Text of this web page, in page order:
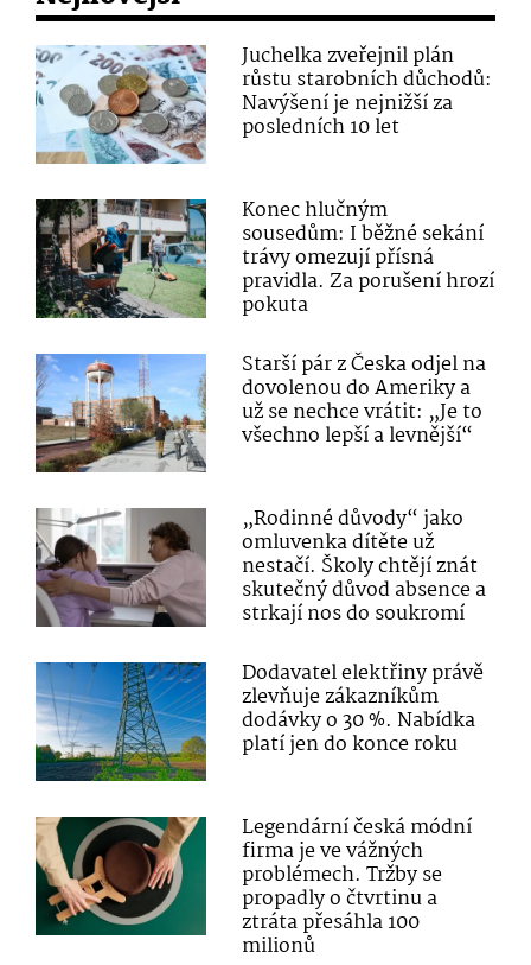
Juchelka zveřejnil plán
růstu starobních důchodů:
Navýšení je nejnižší za
posledních 10 let
Konec hlučným
sousedům: I běžné sekání
trávy omezují přísná
pravidla. Za porušení hrozí
pokuta
Starší pár z Česka odjel na
dovolenou do Ameriky a
už se nechce vrátit: „Je to
všechno lepší a levnější“
„Rodinné důvody“ jako
omluvenka dítěte už
nestačí. Školy chtějí znát
skutečný důvod absence a
strkají nos do soukromí
Dodavatel elektřiny právě
zlevňuje zákazníkům
dodávky o 30 %. Nabídka
platí jen do konce roku
Legendární česká módní
firma je ve vážných
problémech. Tržby se
propadly o čtvrtinu a
ztráta přesáhla 100
milionů